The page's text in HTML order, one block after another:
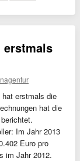
erstmals
erstmals die
hat die
Im Jahr 2013
Euro pro
im Jahr 2012.